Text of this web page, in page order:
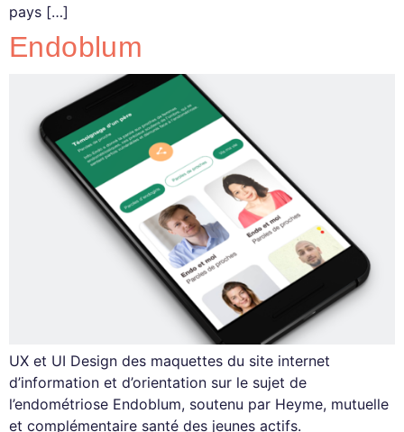
pays […]
Endoblum
UX et UI Design des maquettes du site internet
d’information et d’orientation sur le sujet de
l’endométriose Endoblum, soutenu par Heyme, mutuelle
et complémentaire santé des jeunes actifs.